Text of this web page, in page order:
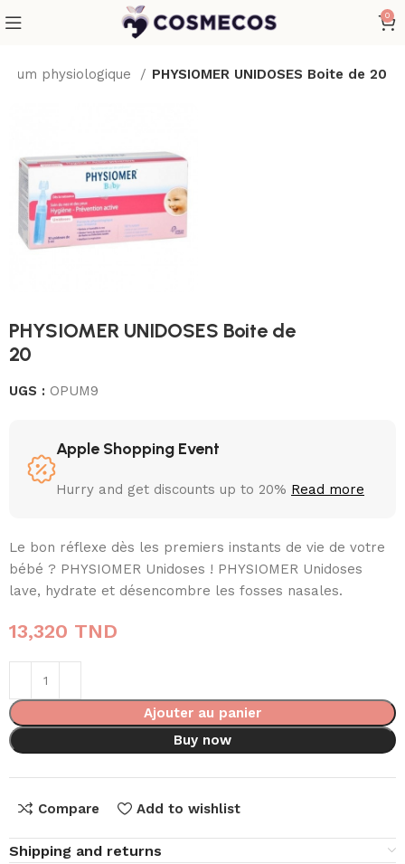
0
physiologique PHYSIOMER UNIDOSES Boite de 20
PHYSIOMER UNIDOSES Boite de
20
UGS : OPUM9
Apple Shopping Event
Hurry and get discounts up to 20% Read more
Le bon réflexe dès les premiers instants de vie de votre
bébé ? PHYSIOMER Unidoses ! PHYSIOMER Unidoses
lave, hydrate et désencombre les fosses nasales.
13,320 TND
Ajouter au panier
Buy now
Compare Add to wishlist
Shipping and returns